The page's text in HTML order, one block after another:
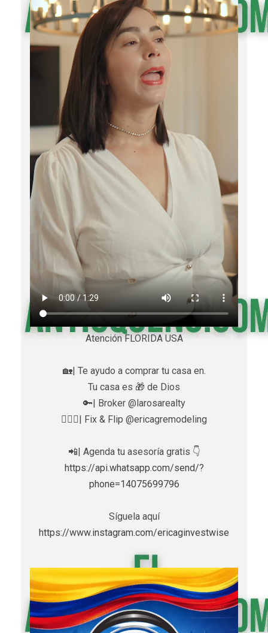
Atención FLORIDA USA
🏡| Te ayudo a comprar tu casa en.
Tu casa es 🎁 de Dios
🔑| Broker @larosarealty
👷🏼‍♀️| Fix & Flip @ericagremodeling
📲| Agenda tu asesoría gratis 👇
https://api.whatsapp.com/send/?
phone=14075699796
Síguela aquí
https://www.instagram.com/ericaginvestwise